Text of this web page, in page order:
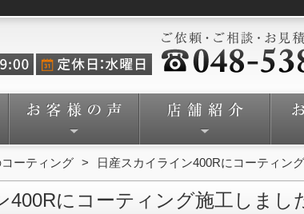
ーティング 日産スカイライン400Rにコーティン
400Rにコーティング施工しまし